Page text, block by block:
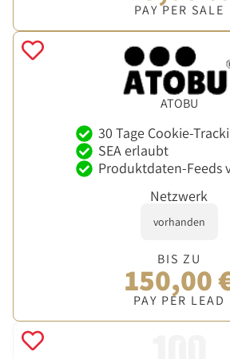
PAY PER SALE
ATOBU
30 Tage Cookie-
SEA erlaubt
Produktdaten-Feeds
Netzwerk
vorhanden
BIS ZU
150,00
PAY PER LEAD